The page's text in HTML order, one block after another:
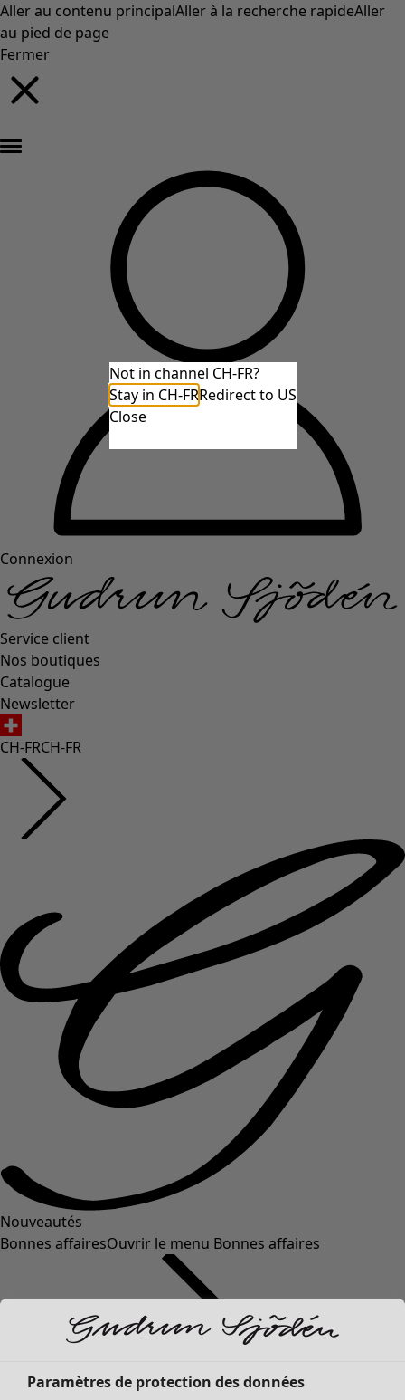
Aller au contenu principalAller à la recherche rapideAller
au pied de page
Fermer
Connexion
Service client
Nos boutiques
Catalogue
Newsletter
CH-FRCH-FR
Nouveautés
Bonnes affairesOuvrir le menu Bonnes affaires
Not in channel CH-FR?
Stay in CH-FRRedirect to US
Close
Paramètres de protection des données